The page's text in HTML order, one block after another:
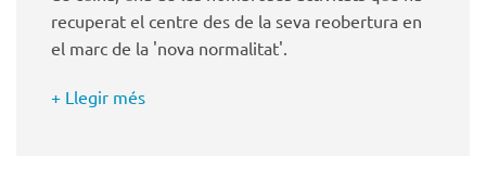
recuperat el centre des de la seva reobertura en
el marc de la 'nova normalitat'.
+ Llegir més